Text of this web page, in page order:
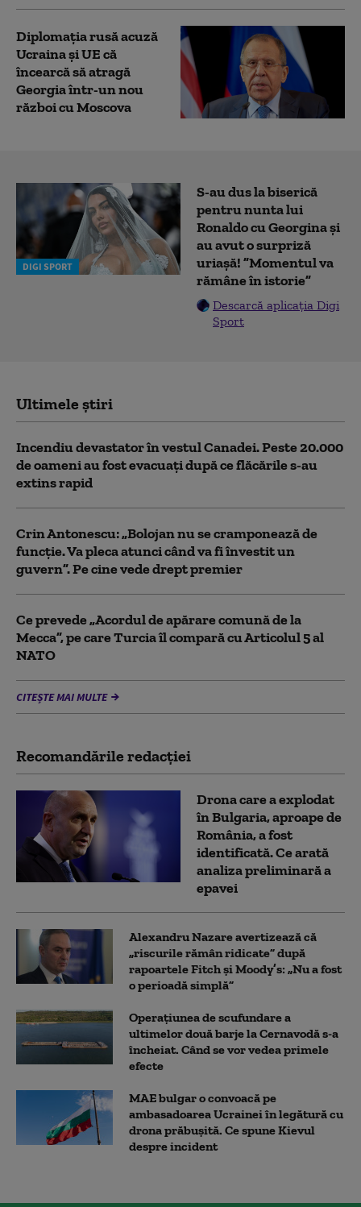
Diplomaţia rusă acuză
Ucraina şi UE că
încearcă să atragă
Georgia într-un nou
război cu Moscova
DIGI SPORT
S-au dus la biserică
pentru nunta lui
Ronaldo cu Georgina și
au avut o surpriză
uriașă! ”Momentul va
rămâne în istorie”
Descarcă aplicația Digi
Sport
Ultimele știri
Incendiu devastator în vestul Canadei. Peste 20.000
de oameni au fost evacuați după ce flăcările s-au
extins rapid
Crin Antonescu: „Bolojan nu se cramponează de
funcție. Va pleca atunci când va fi învestit un
guvern”. Pe cine vede drept premier
Ce prevede „Acordul de apărare comună de la
Mecca”, pe care Turcia îl compară cu Articolul 5 al
NATO
CITEȘTE MAI MULTE
Recomandările redacţiei
Drona care a explodat
în Bulgaria, aproape de
România, a fost
identificată. Ce arată
analiza preliminară a
epavei
Alexandru Nazare avertizează că
„riscurile rămân ridicate” după
rapoartele Fitch și Moody’s: „Nu a fost
o perioadă simplă”
Operațiunea de scufundare a
ultimelor două barje la Cernavodă s-a
încheiat. Când se vor vedea primele
efecte
MAE bulgar o convoacă pe
ambasadoarea Ucrainei în legătură cu
drona prăbuşită. Ce spune Kievul
despre incident